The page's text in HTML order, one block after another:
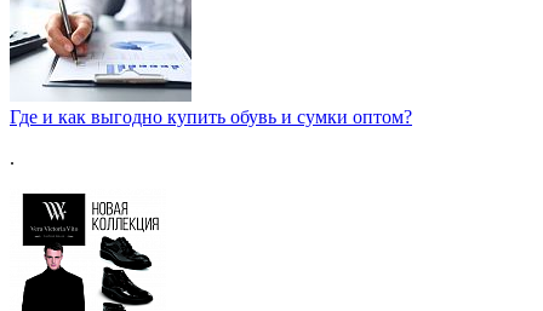
Где и как выгодно купить обувь и сумки оптом?
.